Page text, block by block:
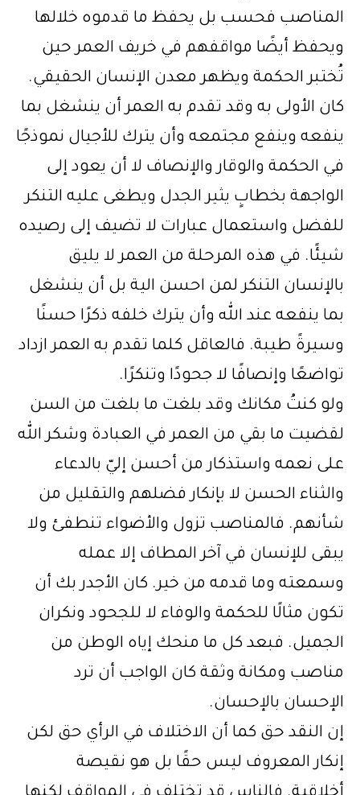
المناصب فحسب بل يحفظ ما قدموه خلالها
ويحفظ أيضًا مواقفهم في خريف العمر حين
تُختبر الحكمة ويظهر معدن الإنسان الحقيقي.
كان الأولى به وقد تقدم به العمر أن ينشغل بما
ينفعه وينفع مجتمعه وأن يترك للأجيال نموذجًا
في الحكمة والوقار والإنصاف لا أن يعود إلى
الواجهة بخطابٍ يثير الجدل ويطغى عليه التنكر
للفضل واستعمال عبارات لا تضيف إلى رصيده
شيئًا. في هذه المرحلة من العمر لا يليق
بالإنسان التنكر لمن احسن الية بل أن ينشغل
بما ينفعه عند الله وأن يترك خلفه ذكرًا حسنًا
وسيرةً طيبة. فالعاقل كلما تقدم به العمر ازداد
تواضعًا وإنصافًا لا جحودًا وتنكرًا.
ولو كنتُ مكانك وقد بلغت ما بلغت من السن
لقضيت ما بقي من العمر في العبادة وشكر الله
على نعمه واستذكار من أحسن إليّ بالدعاء
والثناء الحسن لا بإنكار فضلهم والتقليل من
شأنهم. فالمناصب تزول والأضواء تنطفئ ولا
يبقى للإنسان في آخر المطاف إلا عمله
وسمعته وما قدمه من خير. كان الأجدر بك أن
تكون مثالًا للحكمة والوفاء لا للجحود ونكران
الجميل. فبعد كل ما منحك إياه الوطن من
مناصب ومكانة وثقة كان الواجب أن ترد
الإحسان بالإحسان.
إن النقد حق كما أن الاختلاف في الرأي حق لكن
إنكار المعروف ليس حقًا بل هو نقيصة